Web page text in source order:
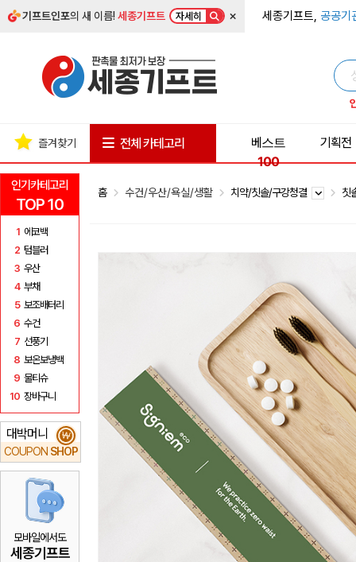
기프트인포의 새 이름!세종기프트 자세히 × 세종기프트, 공공기
인기카테고리
TOP 10
1 에코백
2 텀블러
3 우산
4 부채
5 보조배터리
6 수건
7 선풍기
8 보온보냉백
9 물티슈
10 장바구니
대박머니
COUPON SHOP
₩
모바일에서도
세종기프트
즐겨찾기 전체 카테고리
베스트
100
기획전
홈 수건/우산/욕실/생활 치약/칫솔/구강청결 칫